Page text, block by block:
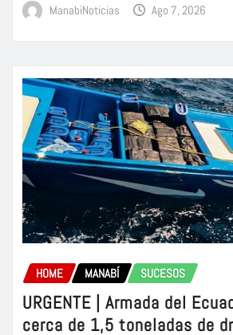
ManabiNoticias Ago 7, 2026
HOME MANABÍ SUCESOS
URGENTE | Armada del
cerca de 1,5 toneladas de